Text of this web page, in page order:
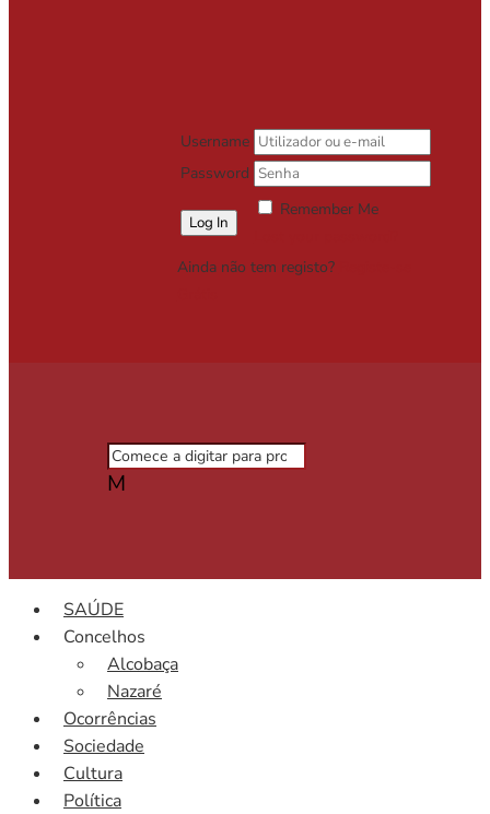
Username
Password
Remember Me
Ainda não tem registo?
M
SAÚDE
Concelhos
Alcobaça
Nazaré
Ocorrências
Sociedade
Cultura
Política